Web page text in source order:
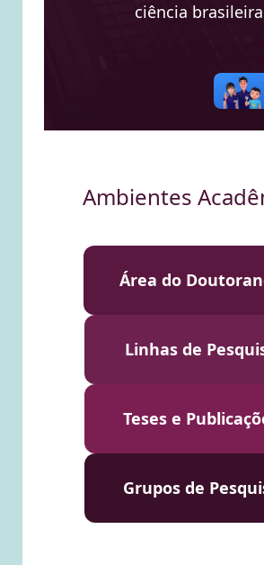
ciência
Ambientes
Área do
Linhas de
Teses e
Grupos de